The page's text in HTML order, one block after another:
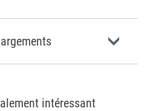
intéressant